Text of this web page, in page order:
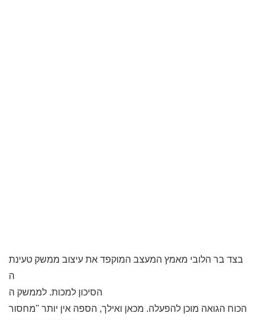
בצד בר הלובי מאמץ המעצב המוקפד את עיצוב ממשק טעינת
ה-USB האלכסוני, שנוח למשתמשים לחבר ולנתק, ומפחית את
הסיכון למכות. לממשק ה-USB הכפול יש פלט זרם גדול וספק
הכוח הגואה מוכן להפעלה. מכאן ואילך, הספה אין יותר "מחסור